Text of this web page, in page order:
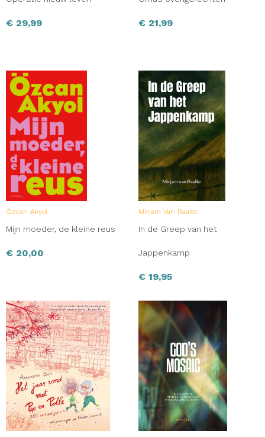
€ 29,99 € 21,99
Özcan Akyol
Mijn moeder, de kleine reus
€ 20,00
Mirjam Van Raalte
In de Greep van het
Jappenkamp
€ 19,95